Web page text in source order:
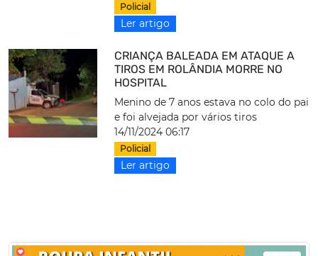
Policial
Ler artigo
CRIANÇA BALEADA EM ATAQUE A
TIROS EM ROLÂNDIA MORRE NO
HOSPITAL
Menino de 7 anos estava no colo do pai
e foi alvejada por vários tiros
14/11/2024 06:17
Policial
Ler artigo